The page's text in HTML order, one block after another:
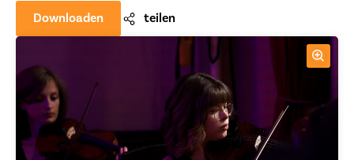
Downloaden teilen